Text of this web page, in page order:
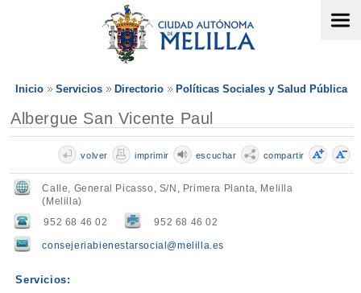
Inicio Servicios Directorio Políticas Sociales y Salud Pública
Albergue San Vicente Paul
compartir
escuchar
imprimir
volver
Calle, General Picasso, S/N, Primera Planta, Melilla
(Melilla)
952 68 46 02
952 68 46 02
consejeriabienestarsocial@melilla.es
Servicios: